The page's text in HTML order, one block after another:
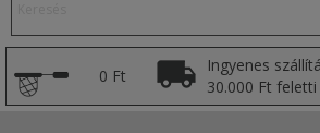
0 Ft
Ingyenes
30.000 Ft